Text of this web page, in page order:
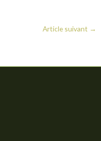
Article suivant →